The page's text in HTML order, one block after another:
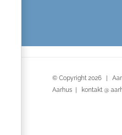
© Copyright 2026 |
Aarhus | kontakt @